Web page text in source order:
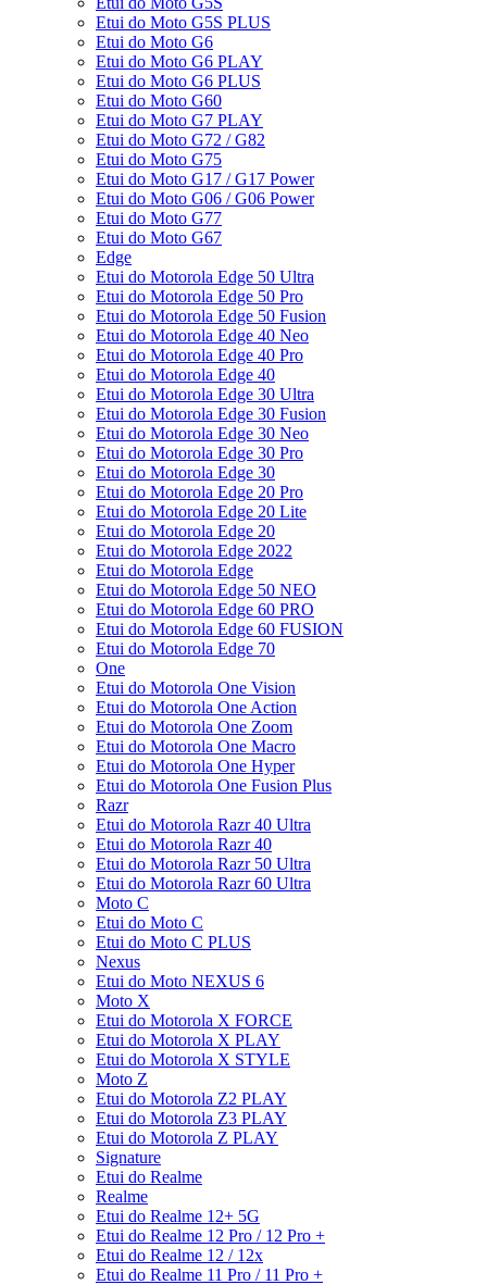
Etui do Moto G5S PLUS
Etui do Moto G6
Etui do Moto G6 PLAY
Etui do Moto G6 PLUS
Etui do Moto G60
Etui do Moto G7 PLAY
Etui do Moto G72 / G82
Etui do Moto G75
Etui do Moto G17 / G17 Power
Etui do Moto G06 / G06 Power
Etui do Moto G77
Etui do Moto G67
Edge
Etui do Motorola Edge 50 Ultra
Etui do Motorola Edge 50 Pro
Etui do Motorola Edge 50 Fusion
Etui do Motorola Edge 40 Neo
Etui do Motorola Edge 40 Pro
Etui do Motorola Edge 40
Etui do Motorola Edge 30 Ultra
Etui do Motorola Edge 30 Fusion
Etui do Motorola Edge 30 Neo
Etui do Motorola Edge 30 Pro
Etui do Motorola Edge 30
Etui do Motorola Edge 20 Pro
Etui do Motorola Edge 20 Lite
Etui do Motorola Edge 20
Etui do Motorola Edge 2022
Etui do Motorola Edge
Etui do Motorola Edge 50 NEO
Etui do Motorola Edge 60 PRO
Etui do Motorola Edge 60 FUSION
Etui do Motorola Edge 70
One
Etui do Motorola One Vision
Etui do Motorola One Action
Etui do Motorola One Zoom
Etui do Motorola One Macro
Etui do Motorola One Hyper
Etui do Motorola One Fusion Plus
Razr
Etui do Motorola Razr 40 Ultra
Etui do Motorola Razr 40
Etui do Motorola Razr 50 Ultra
Etui do Motorola Razr 60 Ultra
Moto C
Etui do Moto C
Etui do Moto C PLUS
Nexus
Etui do Moto NEXUS 6
Moto X
Etui do Motorola X FORCE
Etui do Motorola X PLAY
Etui do Motorola X STYLE
Moto Z
Etui do Motorola Z2 PLAY
Etui do Motorola Z3 PLAY
Etui do Motorola Z PLAY
Signature
Etui do Realme
Realme
Etui do Realme 12+ 5G
Etui do Realme 12 Pro / 12 Pro +
Etui do Realme 12 / 12x
Etui do Realme 11 Pro / 11 Pro +